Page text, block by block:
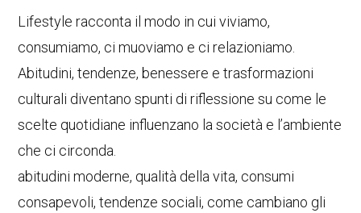
Lifestyle racconta il modo in cui viviamo,
consumiamo, ci muoviamo e ci relazioniamo.
Abitudini, tendenze, benessere e trasformazioni
culturali diventano spunti di riflessione su come le
scelte quotidiane influenzano la società e l’ambiente
che ci circonda.
abitudini moderne, qualità della vita, consumi
consapevoli, tendenze sociali, come cambiano gli